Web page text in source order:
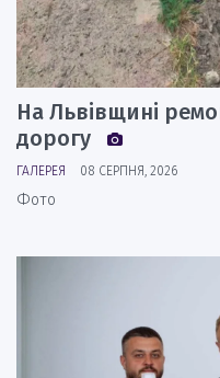
На Львівщині
дорогу
ГАЛЕРЕЯ 08 СЕРПНЯ, 2026
Фото